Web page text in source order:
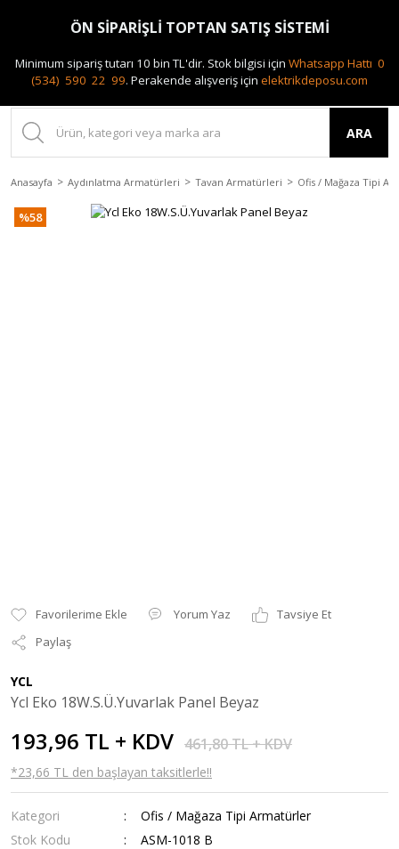
0(212) 240 87 88
ARA
Anasayfa Aydınlatma Armatürleri Tavan Armatürleri Ofis / Mağaza Tipi
%58
Yorum Yaz
Tavsiye Et
Paylaş
YCL
Ycl Eko 18W.S.Ü.Yuvarlak Panel Beyaz
193,96 TL + KDV 461,80 TL + KDV
*23,66 TL den başlayan taksitlerle!!
Kategori
Ofis / Mağaza Tipi Armatürler
Stok Kodu
ASM-1018 B
ÖN SİPARİŞLİ TOPTAN SATIŞ SİSTEMİ
Minimum sipariş tutarı 10 bin TL'dir. Stok bilgisi için Whatsapp Hattı 0
(534) 590 22 99. Perakende alışveriş için elektrikdeposu.com